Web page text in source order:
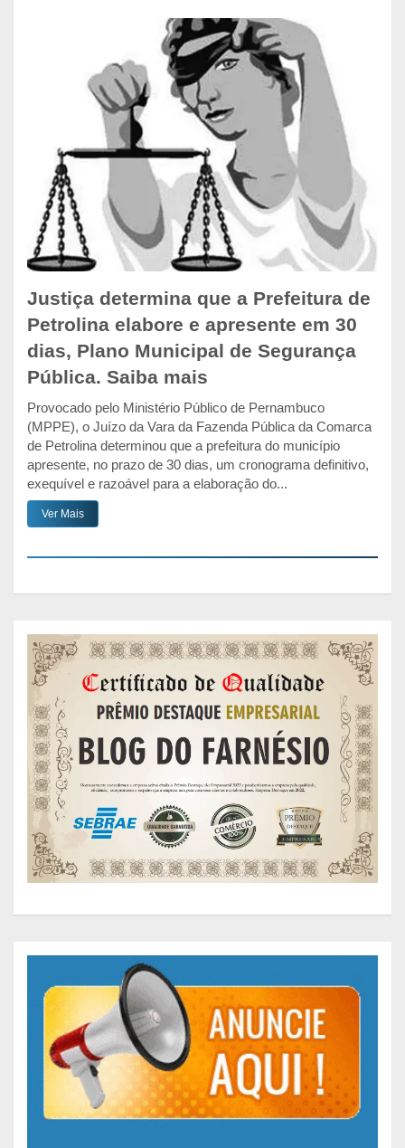
Justiça determina que a Prefeitura de
Petrolina elabore e apresente em 30
dias, Plano Municipal de Segurança
Pública. Saiba mais
Provocado pelo Ministério Público de Pernambuco
(MPPE), o Juízo da Vara da Fazenda Pública da Comarca
de Petrolina determinou que a prefeitura do município
apresente, no prazo de 30 dias, um cronograma definitivo,
exequível e razoável para a elaboração do...
Ver Mais